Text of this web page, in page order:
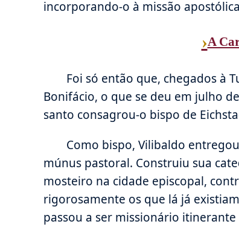
incorporando-o à missão
›A
Foi só então que, chegados à
Bonifácio, o que se deu em julho
santo consagrou-o bispo de
Como bispo, Vilibaldo
múnus pastoral. Construiu sua
mosteiro na cidade episcopal,
rigorosamente os que lá já
passou a ser missionário